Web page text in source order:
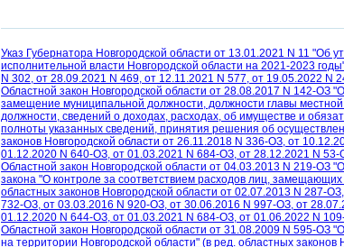
Указ Губернатора Новгородской области от 13.01.2021 N 11 "Об
исполнительной власти Новгородской области на 2021-2023
N 302, от 28.09.2021 N 469, от 12.11.2021 N 577, от 19.05.2022 N
Областной закон Новгородской области от 28.08.2017 N 142-
замещение муниципальной должности, должности главы
должности, сведений о доходах, расходах, об имуществе и
полноты указанных сведений, принятия решения об
законов Новгородской области от 26.11.2018 N 336-ОЗ, от
01.12.2020 N 640-ОЗ, от 01.03.2021 N 684-ОЗ, от 28.12.2021 N
Областной закон Новгородской области от 04.03.2013 N 219-ОЗ
закона "О контроле за соответствием расходов лиц,
областных законов Новгородской области от 02.07.2013 N 287-
732-ОЗ, от 03.03.2016 N 920-ОЗ, от 30.06.2016 N 997-ОЗ, от
01.12.2020 N 644-ОЗ, от 01.03.2021 N 684-ОЗ, от 01.06.2022 N
Областной закон Новгородской области от 31.08.2009 N 595-ОЗ
на территории Новгородской области" (в ред. областных